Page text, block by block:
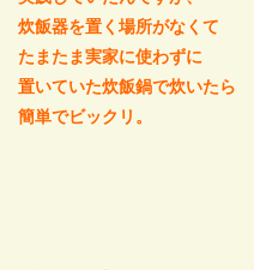
炊飯器を置く場所がなくて
たまたま実家に使わずに
置いていた炊飯鍋で炊いたら
簡単でビックリ。